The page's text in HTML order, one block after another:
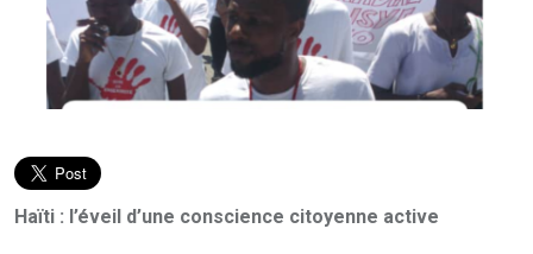
Haïti : l’éveil d’une conscience citoyenne active